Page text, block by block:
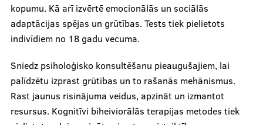
kopumu. Kā arī izvērtē emocionālās un sociālās
adaptācijas spējas un grūtības. Tests tiek pielietots
indivīdiem no 18 gadu vecuma.
Sniedz psiholoģisko konsultēšanu pieaugušajiem, lai
palīdzētu izprast grūtības un to rašanās mehānismus.
Rast jaunus risinājuma veidus, apzināt un izmantot
resursus. Kognitīvi biheiviorālās terapijas metodes tiek